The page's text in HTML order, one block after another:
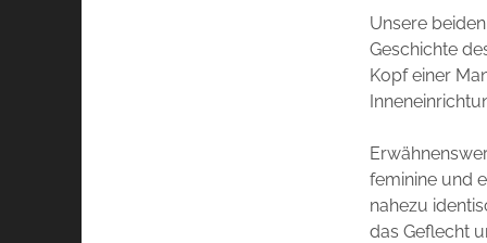
Unsere
Geschichte
Kopf einer
feminine und
nahezu
das Geflecht